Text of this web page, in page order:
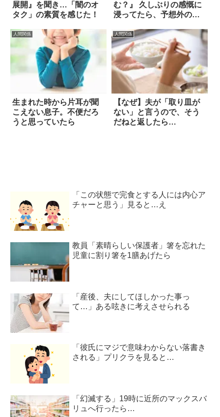
展開』を聞き…「闇のオ
タク」の素質を感じた！
む？』 久しぶりの感慨に
浸ってたら、予想外の結
人間関係
生まれた時から片耳が聞
こえない息子。不便だろ
うと思っていたら
人間関係
【なぜ】夫が「取り皿が
ない」と言うので、そう
だねと返したら…
「この状態で完食とする人には内心ア
チャーと思う」見ると…え
教員「素晴らしい保護者」箸を忘れた
児童に割り箸を1膳あげたら
「産後、夫にしてほしかった事っ
て…」ある呟きに考えさせられる
「彼氏にマジで意味わからない落書き
される」プリクラを見ると…
「幻滅する」19時に近所のマックスバ
リュへ行ったら…